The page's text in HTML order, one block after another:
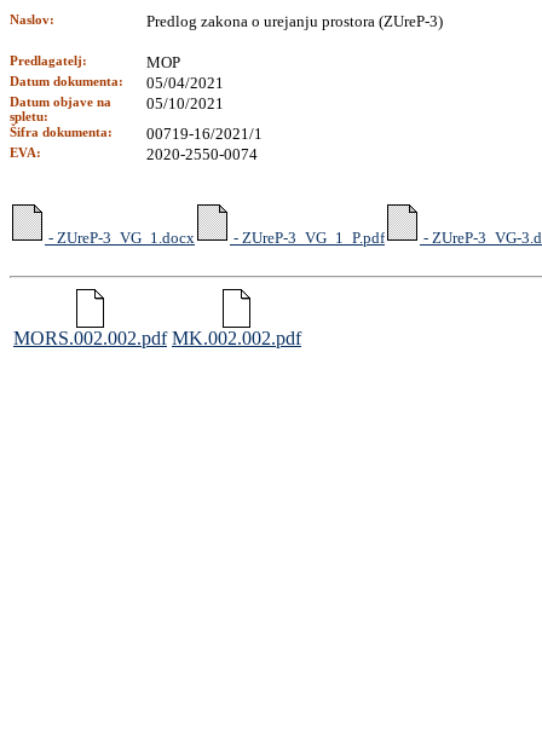
Naslov: Predlog zakona o urejanju prostora (ZUreP-3)
Predlagatelj: MOP
Datum dokumenta: 05/04/2021
Datum objave na
spletu:
05/10/2021
Šifra dokumenta: 00719-16/2021/1
EVA: 2020-2550-0074
- ZUreP-3_VG_1.docx - ZUreP-3_VG_1_P.pdf - ZUreP-3_VG-
MORS.002.002.pdf MK.002.002.pdf